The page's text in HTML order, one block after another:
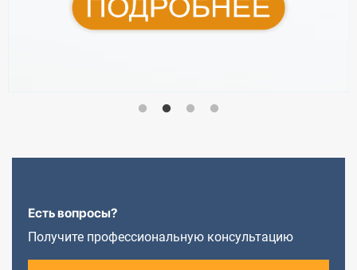
Есть вопросы?
Получите профессиональную консультацию